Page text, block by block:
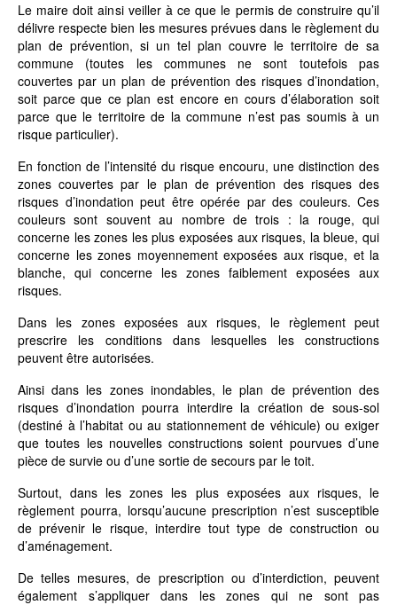
Le maire doit ainsi veiller à ce que le permis de construire qu’il
délivre respecte bien les mesures prévues dans le règlement du
plan de prévention, si un tel plan couvre le territoire de sa
commune (toutes les communes ne sont toutefois pas
couvertes par un plan de prévention des risques d’inondation,
soit parce que ce plan est encore en cours d’élaboration soit
parce que le territoire de la commune n’est pas soumis à un
risque particulier).
En fonction de l’intensité du risque encouru, une distinction des
zones couvertes par le plan de prévention des risques des
risques d’inondation peut être opérée par des couleurs. Ces
couleurs sont souvent au nombre de trois : la rouge, qui
concerne les zones les plus exposées aux risques, la bleue, qui
concerne les zones moyennement exposées aux risque, et la
blanche, qui concerne les zones faiblement exposées aux
risques.
Dans les zones exposées aux risques, le règlement peut
prescrire les conditions dans lesquelles les constructions
peuvent être autorisées.
Ainsi dans les zones inondables, le plan de prévention des
risques d’inondation pourra interdire la création de sous-sol
(destiné à l’habitat ou au stationnement de véhicule) ou exiger
que toutes les nouvelles constructions soient pourvues d’une
pièce de survie ou d’une sortie de secours par le toit.
Surtout, dans les zones les plus exposées aux risques, le
règlement pourra, lorsqu’aucune prescription n’est susceptible
de prévenir le risque, interdire tout type de construction ou
d’aménagement.
De telles mesures, de prescription ou d’interdiction, peuvent
également s’appliquer dans les zones qui ne sont pas